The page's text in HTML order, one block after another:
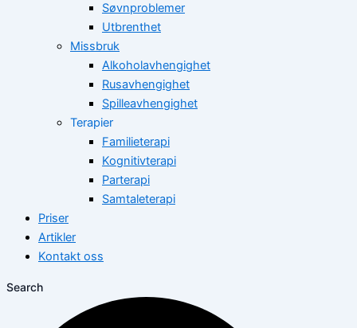
Søvnproblemer
Utbrenthet
Missbruk
Alkoholavhengighet
Rusavhengighet
Spilleavhengighet
Terapier
Familieterapi
Kognitivterapi
Parterapi
Samtaleterapi
Priser
Artikler
Kontakt oss
Search